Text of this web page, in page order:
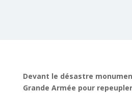
Devant le désastre
Grande Armée pour